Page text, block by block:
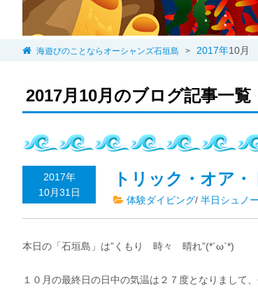
海遊びのことならオーシャンズ石垣島 > 2017年10月
2017月10月のブログ記事一覧
2017年
10月31日
トリック・オア・
体験ダイビング/ 半日シュノ
本日の「石垣島」は”くもり 時々 晴れ”(*´ω`*)
１０月の最終日の日中の気温は２７度となりまして